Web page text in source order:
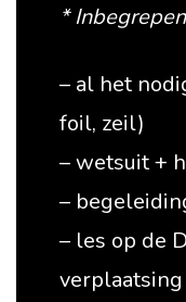
*
– al het
foil, zeil)
– wetsuit +
–
– les op de